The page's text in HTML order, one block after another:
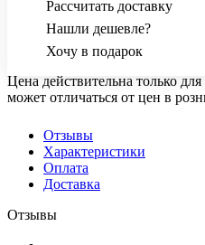
Рассчитать доставку
Нашли дешевле?
Хочу в подарок
Цена действительна только
может отличаться от цен в
Отзывы
Характеристики
Оплата
Доставка
Отзывы